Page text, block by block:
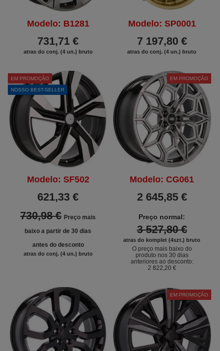
Modelo: B1281
731,71 €
atras do conj. (4 un.) bruto
Modelo: SP0001
7 197,80 €
atras do conj. (4 un.) bruto
EM PROMOÇÃO
NOSSO BEST-SELLER
Modelo: SF502
730,98 € Preço mais
baixo a partir de 30 dias
antes do desconto
621,33 €
atras do conj. (4 un.) bruto
EM PROMOÇÃO
Modelo: CG061
Preço normal:
3 527,80 €
2 645,85 €
atras do komplet (4szt.) bruto
O preço mais baixo do
produto nos 30 dias
anteriores ao desconto:
2 822,20 €
EM PROMOÇÃO